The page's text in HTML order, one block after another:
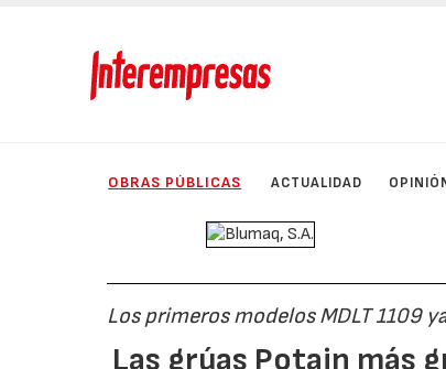
OBRAS PÚBLICAS ACTUALIDAD
Los primeros modelos MDLT 1109
Las grúas Potain más